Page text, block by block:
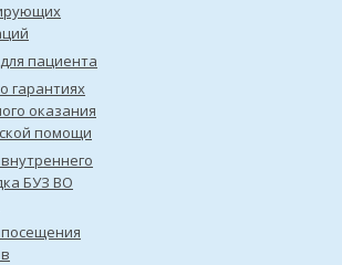
пациента
гарантиях
оказания
помощи
БУЗ ВО